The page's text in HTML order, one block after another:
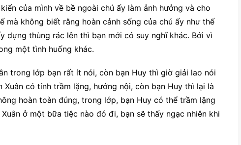
của mình về bề ngoài chú ấy làm ảnh hưởng và cho
mà không biết rằng hoàn cảnh sống của chú ấy như thế
dựng thùng rác lên thì bạn mới có suy nghĩ khác. Bởi vì
một tình huống khác.
trong lớp bạn rất ít nói, còn bạn Huy thì giờ giải lao nói
Xuân có tính trầm lặng, hướng nội, còn bạn Huy thì lại là
hoàn toàn đúng, trong lớp, bạn Huy có thể trầm lặng
ở một bữa tiệc nào đó đi, bạn sẽ thấy ngạc nhiên khi